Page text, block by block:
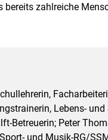
zahlreiche
Lebens-
Betreuerin; Peter
und Musik-RG/